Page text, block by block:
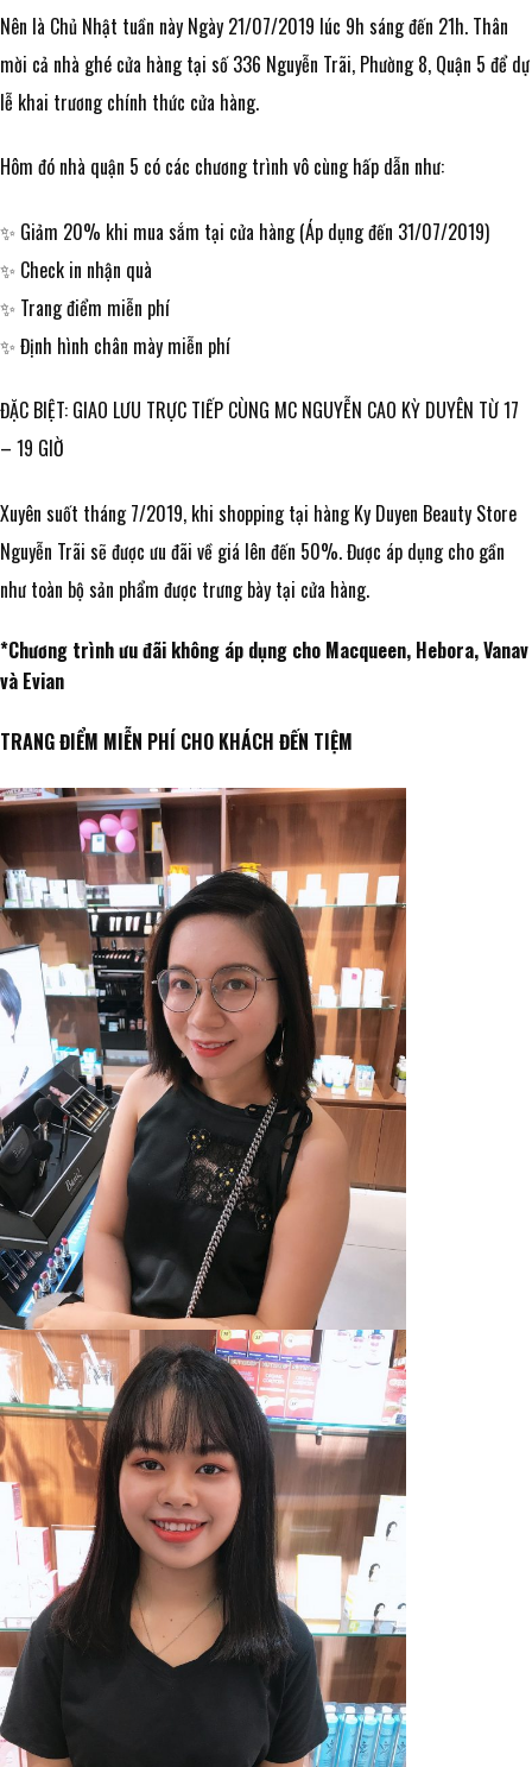
Nên là Chủ Nhật tuần này Ngày 21/07/2019 lúc 9h sáng đến 21h. Thân
mời cả nhà ghé cửa hàng tại số 336 Nguyễn Trãi, Phường 8, Quận 5 để dự
lễ khai trương chính thức cửa hàng.
Hôm đó nhà quận 5 có các chương trình vô cùng hấp dẫn như:
✨ Giảm 20% khi mua sắm tại cửa hàng (Áp dụng đến 31/07/2019)
✨ Check in nhận quà
✨ Trang điểm miễn phí
✨ Định hình chân mày miễn phí
ĐẶC BIỆT: GIAO LƯU TRỰC TIẾP CÙNG MC NGUYỄN CAO KỲ DUYÊN TỪ 17
– 19 GIỜ
Xuyên suốt tháng 7/2019, khi shopping tại hàng Ky Duyen Beauty Store
Nguyễn Trãi sẽ được ưu đãi về giá lên đến 50%. Được áp dụng cho gần
như toàn bộ sản phẩm được trưng bày tại cửa hàng.
*Chương trình ưu đãi không áp dụng cho Macqueen, Hebora, Vanav
và Evian
TRANG ĐIỂM MIỄN PHÍ CHO KHÁCH ĐẾN TIỆM